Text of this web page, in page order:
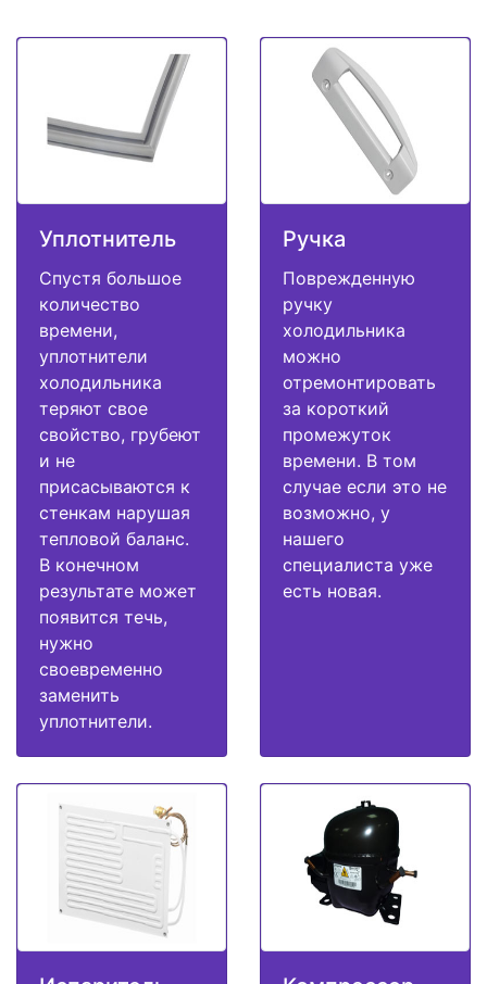
Уплотнитель
Спустя большое
количество
времени,
уплотнители
холодильника
теряют свое
свойство, грубеют
и не
присасываются к
стенкам нарушая
тепловой баланс.
В конечном
результате может
появится течь,
нужно
своевременно
заменить
уплотнители.
Ручка
Поврежденную
ручку
холодильника
можно
отремонтировать
за короткий
промежуток
времени. В том
случае если это не
возможно, у
нашего
специалиста уже
есть новая.